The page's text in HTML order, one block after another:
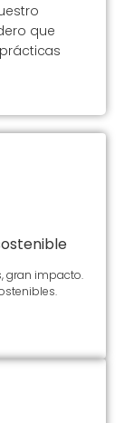
que
gran impacto.